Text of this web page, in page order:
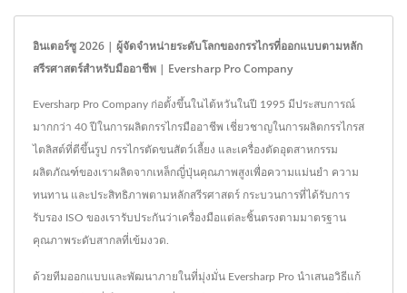
อินเตอร์ซู 2026 | ผู้จัดจำหน่ายระดับโลกของกรรไกรที่ออกแบบตามหลัก
สรีรศาสตร์สำหรับมืออาชีพ | Eversharp Pro Company
Eversharp Pro Company ก่อตั้งขึ้นในไต้หวันในปี 1995 มีประสบการณ์
มากกว่า 40 ปีในการผลิตกรรไกรมืออาชีพ เชี่ยวชาญในการผลิตกรรไกรส
ไตลิสต์ที่ตีขึ้นรูป กรรไกรตัดขนสัตว์เลี้ยง และเครื่องตัดอุตสาหกรรม
ผลิตภัณฑ์ของเราผลิตจากเหล็กญี่ปุ่นคุณภาพสูงเพื่อความแม่นยำ ความ
ทนทาน และประสิทธิภาพตามหลักสรีรศาสตร์ กระบวนการที่ได้รับการ
รับรอง ISO ของเรารับประกันว่าเครื่องมือแต่ละชิ้นตรงตามมาตรฐาน
คุณภาพระดับสากลที่เข้มงวด.
ด้วยทีมออกแบบและพัฒนาภายในที่มุ่งมั่น Eversharp Pro นำเสนอวิธีแก้